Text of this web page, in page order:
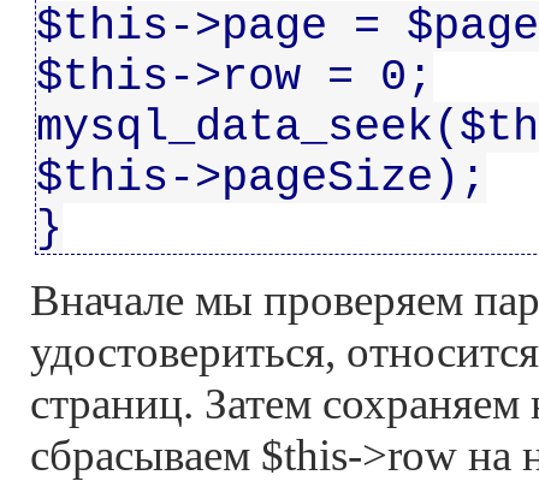
$this->page =
$this->row = 0;
$this->pageSize);
}
Вначале мы проверяем
удостовериться,
страниц. Затем
сбрасываем $this->row на